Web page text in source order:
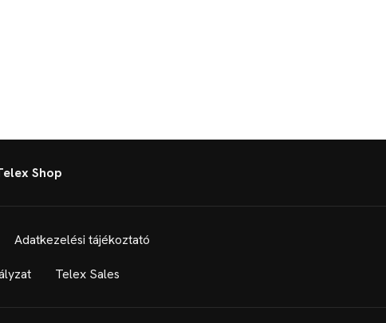
Shop
Adatkezelési tájékoztató
Telex Sales